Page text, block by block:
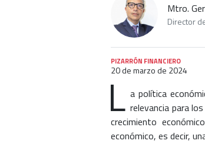
Mtro.
Director
PIZARRÓN FINANCIERO
20 de marzo de 2024
L a política
relevancia para
crecimiento
económico, es decir,